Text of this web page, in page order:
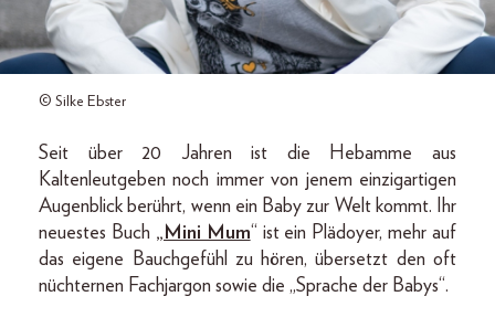
© Silke Ebster
Seit über 20 Jahren ist die Hebamme aus
Kaltenleutgeben noch immer von jenem einzigartigen
Augenblick berührt, wenn ein Baby zur Welt kommt. Ihr
neuestes Buch „Mini Mum“ ist ein Plädoyer, mehr auf
das eigene Bauchgefühl zu hören, übersetzt den oft
nüchternen Fachjargon sowie die „Sprache der Babys“.